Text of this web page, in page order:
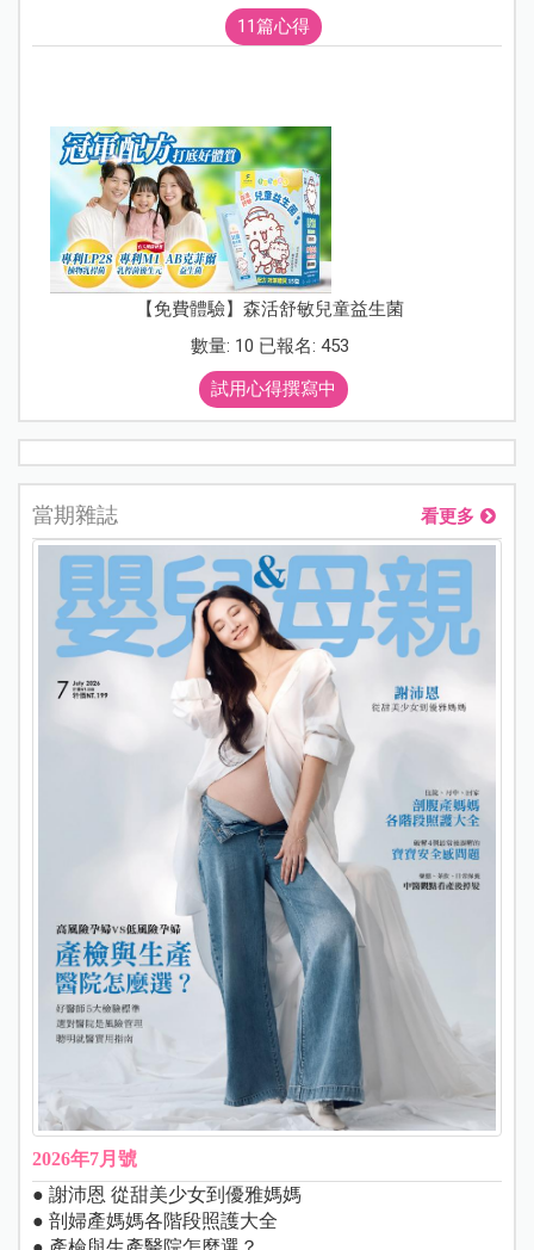
11篇心得
【免費體驗】森活舒敏兒童益生菌
數量: 10 已報名: 453
試用心得撰寫中
當期雜誌 看更多
2026年7月號
● 謝沛恩 從甜美少女到優雅媽媽
● 剖婦產媽媽各階段照護大全